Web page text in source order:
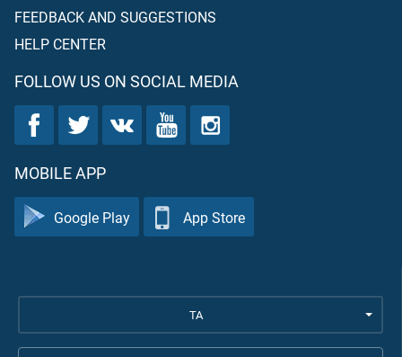
FEEDBACK AND SUGGESTIONS
HELP CENTER
FOLLOW US ON SOCIAL MEDIA
MOBILE APP
Google Play App Store
TA